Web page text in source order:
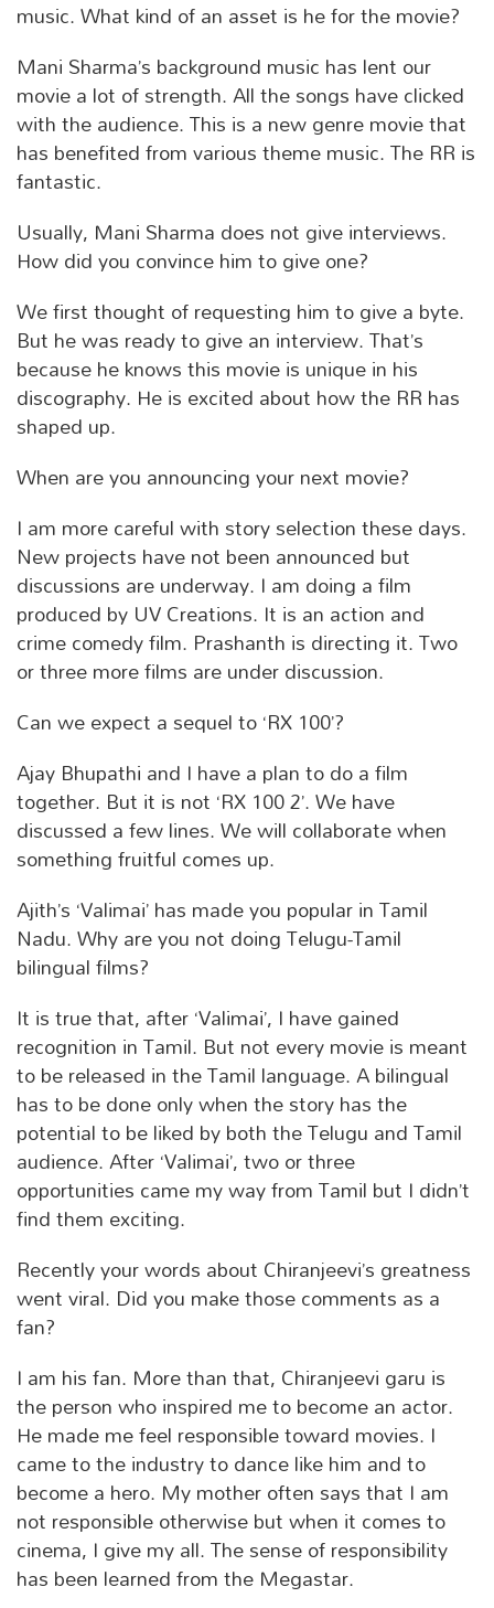
music. What kind of an asset is he for the movie?
Mani Sharma’s background music has lent our
movie a lot of strength. All the songs have clicked
with the audience. This is a new genre movie that
has benefited from various theme music. The RR is
fantastic.
Usually, Mani Sharma does not give interviews.
How did you convince him to give one?
We first thought of requesting him to give a byte.
But he was ready to give an interview. That’s
because he knows this movie is unique in his
discography. He is excited about how the RR has
shaped up.
When are you announcing your next movie?
I am more careful with story selection these days.
New projects have not been announced but
discussions are underway. I am doing a film
produced by UV Creations. It is an action and
crime comedy film. Prashanth is directing it. Two
or three more films are under discussion.
Can we expect a sequel to ‘RX 100’?
Ajay Bhupathi and I have a plan to do a film
together. But it is not ‘RX 100 2’. We have
discussed a few lines. We will collaborate when
something fruitful comes up.
Ajith’s ‘Valimai’ has made you popular in Tamil
Nadu. Why are you not doing Telugu-Tamil
bilingual films?
It is true that, after ‘Valimai’, I have gained
recognition in Tamil. But not every movie is meant
to be released in the Tamil language. A bilingual
has to be done only when the story has the
potential to be liked by both the Telugu and Tamil
audience. After ‘Valimai’, two or three
opportunities came my way from Tamil but I didn’t
find them exciting.
Recently your words about Chiranjeevi’s greatness
went viral. Did you make those comments as a
fan?
I am his fan. More than that, Chiranjeevi garu is
the person who inspired me to become an actor.
He made me feel responsible toward movies. I
came to the industry to dance like him and to
become a hero. My mother often says that I am
not responsible otherwise but when it comes to
cinema, I give my all. The sense of responsibility
has been learned from the Megastar.